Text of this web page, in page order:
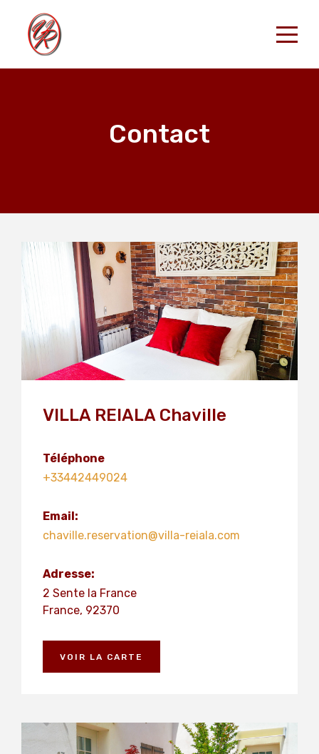
Contact
VILLA REIALA Chaville
Téléphone
+33442449024
Email:
chaville.reservation@villa-reiala.com
Adresse:
2 Sente la France
France, 92370
VOIR LA CARTE